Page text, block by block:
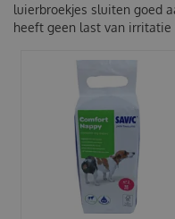
luierbroekjes sluiten goed
heeft geen last van irritatie